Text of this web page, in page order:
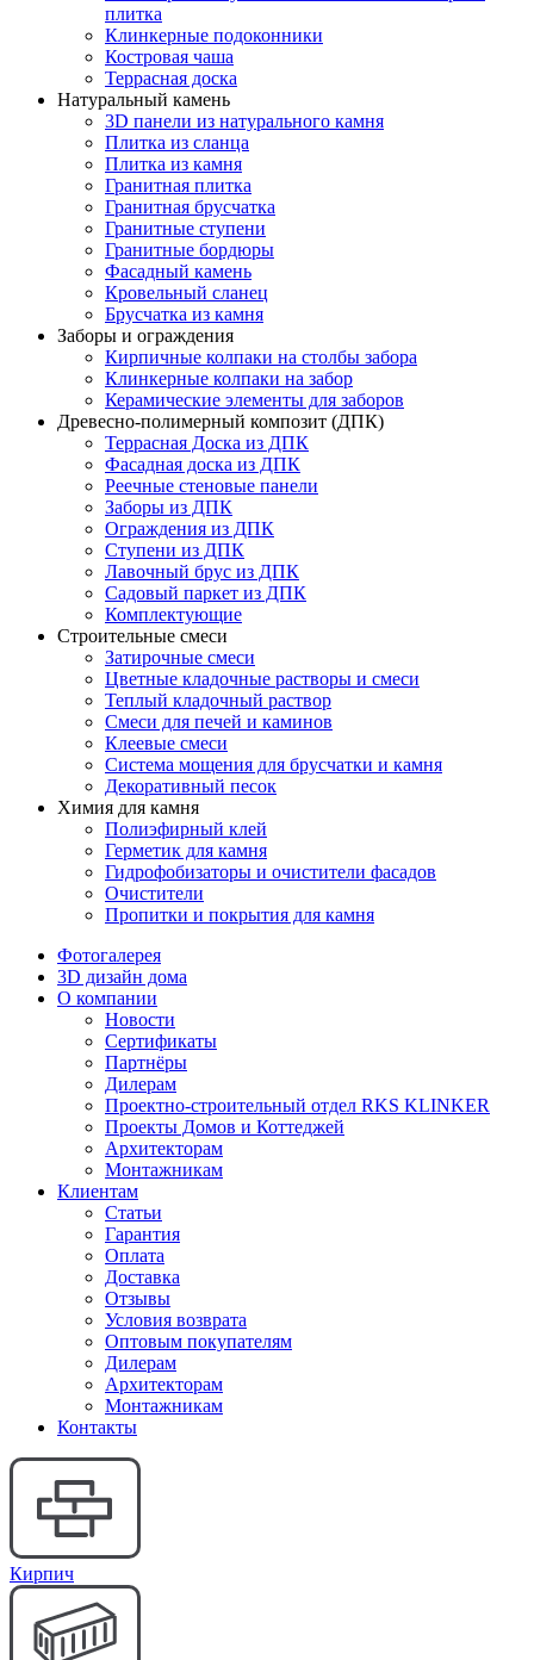
плитка
Клинкерные подоконники
Костровая чаша
Террасная доска
Натуральный камень
3D панели из натурального камня
Плитка из сланца
Плитка из камня
Гранитная плитка
Гранитная брусчатка
Гранитные ступени
Гранитные бордюры
Фасадный камень
Кровельный сланец
Брусчатка из камня
Заборы и ограждения
Кирпичные колпаки на столбы забора
Клинкерные колпаки на забор
Керамические элементы для заборов
Древесно-полимерный композит (ДПК)
Террасная Доска из ДПК
Фасадная доска из ДПК
Реечные стеновые панели
Заборы из ДПК
Ограждения из ДПК
Ступени из ДПК
Лавочный брус из ДПК
Садовый паркет из ДПК
Комплектующие
Строительные смеси
Затирочные смеси
Цветные кладочные растворы и смеси
Теплый кладочный раствор
Смеси для печей и каминов
Клеевые смеси
Система мощения для брусчатки и камня
Декоративный песок
Химия для камня
Полиэфирный клей
Герметик для камня
Гидрофобизаторы и очистители фасадов
Очистители
Пропитки и покрытия для камня
Фотогалерея
3D дизайн дома
О компании
Новости
Сертификаты
Партнёры
Дилерам
Проектно-строительный отдел RKS KLINKER
Проекты Домов и Коттеджей
Архитекторам
Монтажникам
Клиентам
Статьи
Гарантия
Оплата
Доставка
Отзывы
Условия возврата
Оптовым покупателям
Дилерам
Архитекторам
Монтажникам
Контакты
Кирпич